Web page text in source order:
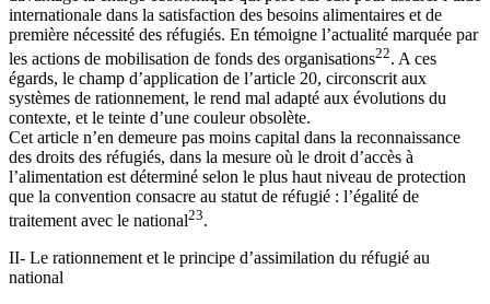
internationale dans la satisfaction des besoins alimentaires et de
première nécessité des réfugiés. En témoigne l’actualité marquée par
les actions de mobilisation de fonds des organisations22. A ces
égards, le champ d’application de l’article 20, circonscrit aux
systèmes de rationnement, le rend mal adapté aux évolutions du
contexte, et le teinte d’une couleur obsolète.
Cet article n’en demeure pas moins capital dans la reconnaissance
des droits des réfugiés, dans la mesure où le droit d’accès à
l’alimentation est déterminé selon le plus haut niveau de protection
que la convention consacre au statut de réfugié : l’égalité de
traitement avec le national23.
II- Le rationnement et le principe d’assimilation du réfugié au
national